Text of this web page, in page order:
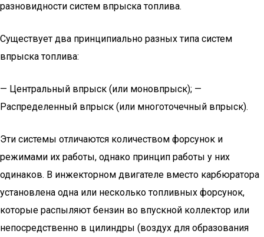
разновидности систем впрыска топлива.
Существует два принципиально разных типа систем
впрыска топлива:
— Центральный впрыск (или моновпрыск); —
Распределенный впрыск (или многоточечный впрыск).
Эти системы отличаются количеством форсунок и
режимами их работы, однако принцип работы у них
одинаков. В инжекторном двигателе вместо карбюратора
установлена одна или несколько топливных форсунок,
которые распыляют бензин во впускной коллектор или
непосредственно в цилиндры (воздух для образования